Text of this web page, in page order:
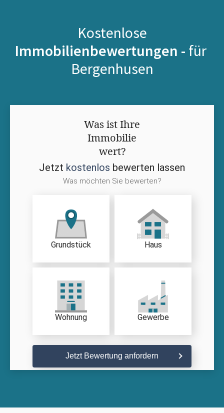
Kostenlose
Immobilienbewertungen - für
Bergenhusen
Was ist Ihre
Immobilie
wert?
Jetzt kostenlos bewerten lassen
Was möchten Sie bewerten?
Grundstück Haus
Wohnung Gewerbe
Jetzt Bewertung anfordern